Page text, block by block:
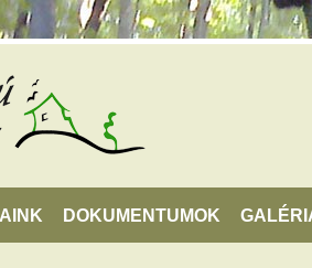
DOKUMENTUMOK